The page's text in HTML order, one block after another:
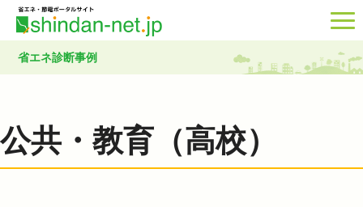
省エネ診断事例
公共・教育（高校）